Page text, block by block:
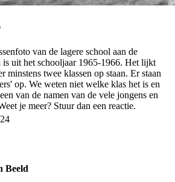
van de lagere school aan de
is uit het schooljaar 1965-1966. Het lijkt
minstens twee klassen op staan. Er staan
op. We weten niet welke klas het is en
van de namen van de vele jongens en
je meer? Stuur dan een reactie.
Beeld